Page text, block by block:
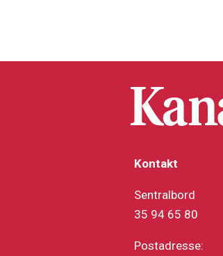
Kontakt
Sentralbord
35 94 65 80
Postadresse: